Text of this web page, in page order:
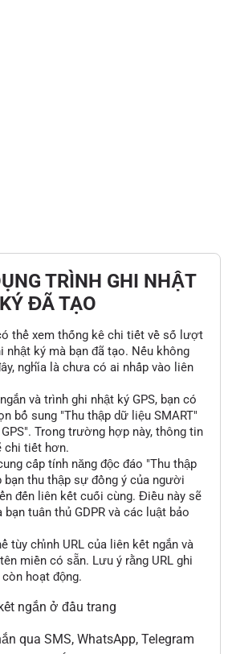
TRÌNH GHI NHẬT
KÝ ĐÃ TẠO
thể xem thống kê chi tiết về số lượt
nhật ký mà bạn đã tạo. Nếu không
nghĩa là chưa có ai nhấp vào liên
và trình ghi nhật ký GPS, bạn có
bổ sung "Thu thập dữ liệu SMART"
Trong trường hợp này, thông tin
chi tiết hơn.
cấp tính năng độc đáo "Thu thập
bạn thu thập sự đồng ý của người
đến liên kết cuối cùng. Điều này sẽ
tuân thủ GDPR và các luật bảo
tùy chỉnh URL của liên kết ngắn và
miền có sẵn. Lưu ý rằng URL ghi
hoạt động.
ngắn ở đầu trang
qua SMS, WhatsApp, Telegram